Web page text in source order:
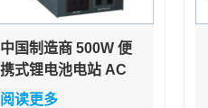
中国制造商 500W 便
携式锂电池电站 AC
DC USB 快速充电太
阅读更多